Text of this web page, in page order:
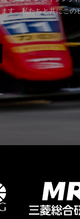
す。私たちと共にこの